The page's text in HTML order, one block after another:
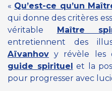
« Qu’est-ce qu’un
qui donne des critères
véritable Maître
entretiennent des
Aïvanhov y révèle les
guide spirituel et la
pour progresser avec